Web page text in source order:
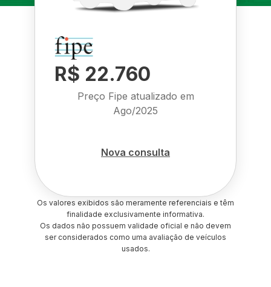
R$ 22.760
Preço Fipe atualizado em
Ago/2025
Nova consulta
Os valores exibidos são meramente referenciais e têm
finalidade exclusivamente informativa.
Os dados não possuem validade oficial e não devem
ser considerados como uma avaliação de veículos
usados.